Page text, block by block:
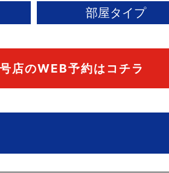
部屋タイプ
店のWEB予約はコチラ